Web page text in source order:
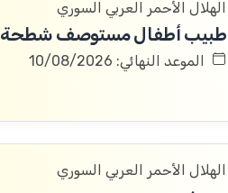
الهلال الأحمر العربي السوري
طبيب أطفال مستوصف شطحة
الموعد النهائي: 10/08/2026
الهلال الأحمر العربي السوري